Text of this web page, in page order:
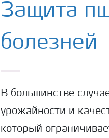
Защита
болезней
В большинстве
урожайности и
который